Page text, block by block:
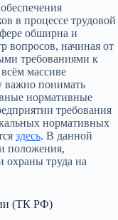
в процессе трудовой
обширна и
вопросов, начиная от
требованиями к
массиве
важно понимать
нормативные
требования
нормативных
здесь. В данной
положения,
охраны труда на
(ТК РФ)